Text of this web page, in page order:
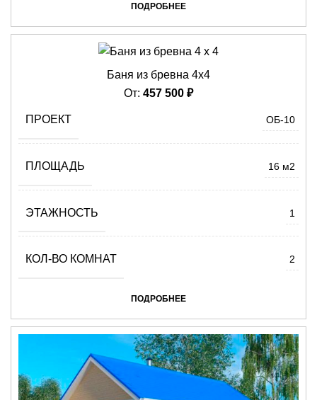
ПОДРОБНЕЕ
Баня из бревна 4х4
От: 457 500 ₽
ПРОЕКТ ОБ-10
ПЛОЩАДЬ 16 м2
ЭТАЖНОСТЬ 1
КОЛ-ВО КОМНАТ 2
ПОДРОБНЕЕ